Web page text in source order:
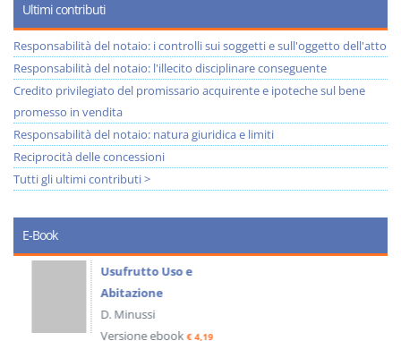
Ultimi contributi
Responsabilità del notaio: i controlli sui soggetti e sull'oggetto dell'atto
Responsabilità del notaio: l'illecito disciplinare conseguente
Credito privilegiato del promissario acquirente e ipoteche sul bene
promesso in vendita
Responsabilità del notaio: natura giuridica e limiti
Reciprocità delle concessioni
Tutti gli ultimi contributi >
E-Book
Usufrutto Uso e
Abitazione
D. Minussi
Versione ebook€ 4,19